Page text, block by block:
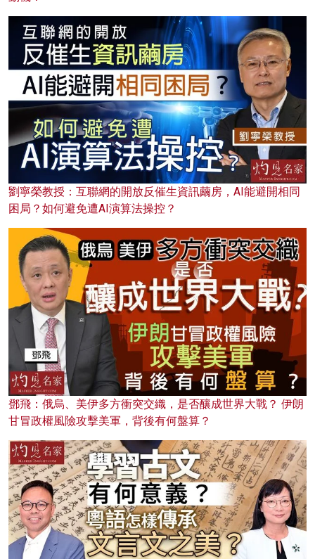
劉寧榮教授：互聯網的開放反催生資訊繭房，AI能避開相同
困局？如何避免遭AI演算法操控？
鄧飛：俄烏、美伊多方衝突交織，是否釀成世界大戰？ 伊朗
甘冒政權風險攻擊美軍，背後有何盤算？